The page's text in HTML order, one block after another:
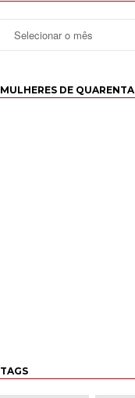
MULHERES DE
TAGS